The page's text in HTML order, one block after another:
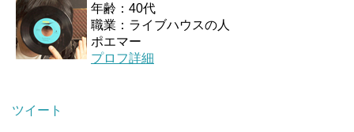
年齢：40代
職業：ライブハウスの人
ポエマー
プロフ詳細
ツイート